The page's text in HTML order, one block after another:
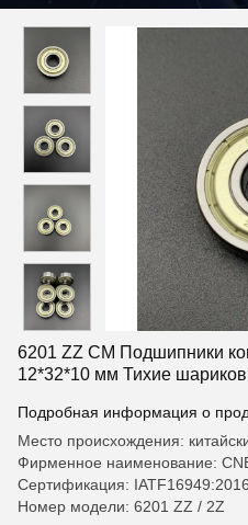
6201 ZZ CM Подшипники
12*32*10 мм Тихие
Подробная информация о
Место происхождения:
Фирменное наименование:
Сертификация: IATF16949:2016
Номер модели: 6201 ZZ / 2Z